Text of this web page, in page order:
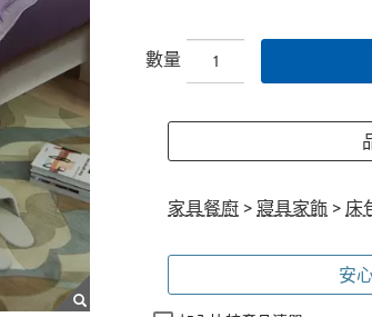
數量
家具餐廚 > 寢具家飾 > 床
安